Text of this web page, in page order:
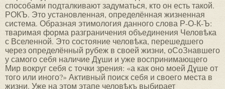
способами подталкивают задуматься, кто он есть такой.
РОКЪ. Это установленная, определённая жизненная
система. Образная этимология данного слова Р-О-К-Ъ:
тваримая форма разграничения объединения Человѣка
с Вселенной. Это состояние человѣка, перешедшего
через определённый рубеж в своей жизни, оСоЗнавшего
у самого себя наличие Дɣши и уже воспринимающего
Мир вокруг себя с точки зрения: «а как оно моей Дɣше от
того или иного?» Активный поиск себя и своего места в
жизни. Уже на этом этапе человѣкъ выбирает